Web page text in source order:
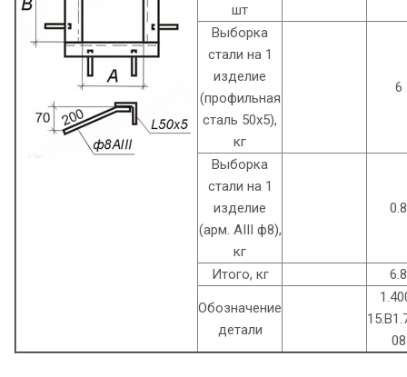
шт
Выборка
стали на 1
изделие
(профильная
сталь 50х5),
кг
6
Выборка
стали на 1
изделие
(арм. AIII ф8),
кг
0.8
Итого, кг 6.8
Обозначение
детали
08